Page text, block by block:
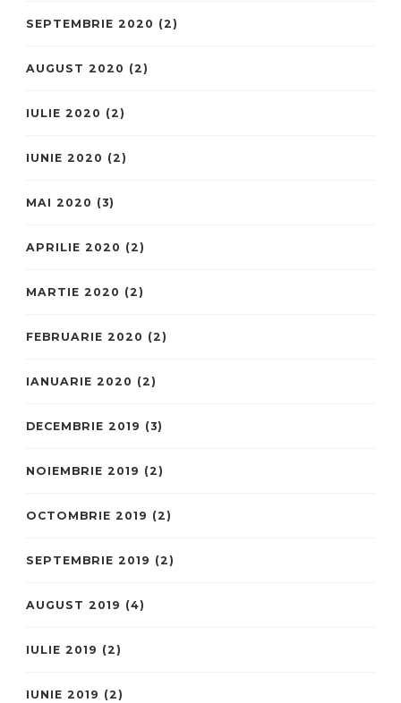
SEPTEMBRIE 2020 (2)
AUGUST 2020 (2)
IULIE 2020 (2)
IUNIE 2020 (2)
MAI 2020 (3)
APRILIE 2020 (2)
MARTIE 2020 (2)
FEBRUARIE 2020 (2)
IANUARIE 2020 (2)
DECEMBRIE 2019 (3)
NOIEMBRIE 2019 (2)
OCTOMBRIE 2019 (2)
SEPTEMBRIE 2019 (2)
AUGUST 2019 (4)
IULIE 2019 (2)
IUNIE 2019 (2)